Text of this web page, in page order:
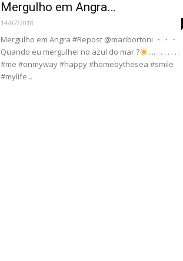
Mergulho em Angra…
14/07/2018
Mergulho em Angra #Repost @maribortoni ・・・
Quando eu mergulhei no azul do mar ?
.... . . . . . . .
#me #onmyway #happy #homebythesea #smile
#mylife...